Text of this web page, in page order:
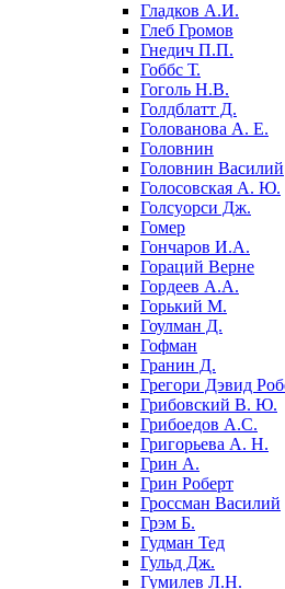
Гладков А.И.
Глеб Громов
Гнедич П.П.
Гоббс Т.
Гоголь Н.В.
Голдблатт Д.
Голованова А. Е.
Головнин
Головнин Василий
Голосовская А. Ю.
Голсуорси Дж.
Гомер
Гончаров И.А.
Гораций Верне
Гордеев А.А.
Горький М.
Гоулман Д.
Гофман
Гранин Д.
Грегори Дэвид
Грибовский В. Ю.
Грибоедов А.С.
Григорьева А. Н.
Грин А.
Грин Роберт
Гроссман Василий
Грэм Б.
Гудман Тед
Гульд Дж.
Гумилев Л.Н.